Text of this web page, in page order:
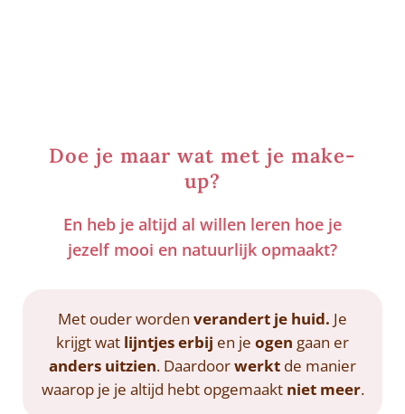
Doe je maar wat met je make-
up?
En heb je altijd al willen leren hoe je
jezelf mooi en natuurlijk opmaakt?
Met ouder worden verandert je huid. Je
krijgt wat lijntjes erbij en je ogen gaan er
anders uitzien. Daardoorwerkt de manier
waarop je je altijd hebt opgemaakt niet meer.